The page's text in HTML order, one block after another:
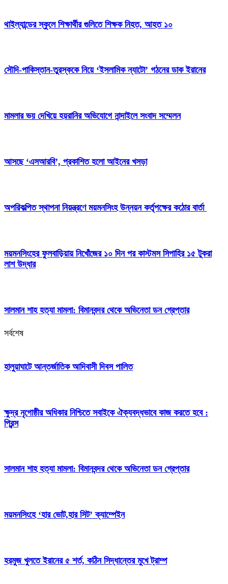
থাইল্যান্ডের স্কুলে শিক্ষার্থীর গুলিতে শিক্ষক নিহত, আহত ১০
সৌদি-পাকিস্তান-তুরস্ককে নিয়ে ‘ইসলামিক ন্যাটো’ গঠনের ডাক ইরানের
মামলার ভয় দেখিয়ে হয়রানির অভিযোগে নান্দাইলে সংবাদ সম্মেলন
আসছে ‘এসআরবি’, প্রকাশিত হলো আইনের খসড়া
অপরিকল্পিত স্থাপনা নিয়ন্ত্রণে ময়মনসিংহ উন্নয়ন কর্তৃপক্ষের কঠোর বার্তা
ময়মনসিংহের ফুলবাড়িয়ায় নিখোঁজের ১০ দিন পর কাস্টমস সিপাহির ১৫ টুকরা
লাশ উদ্ধার
সালমান শাহ হত্যা মামলা: বিমানবন্দর থেকে অভিনেতা ডন গ্রেপ্তার
সর্বশেষ
হালুয়াঘাটে আন্তর্জাতিক আদিবাসী দিবস পালিত
ক্ষুদ্র নৃগোষ্ঠীর অধিকার নিশ্চিতে সবাইকে ঐক্যবদ্ধভাবে কাজ করতে হবে :
প্রিন্স
সালমান শাহ হত্যা মামলা: বিমানবন্দর থেকে অভিনেতা ডন গ্রেপ্তার
ময়মনসিংহে ‘হার ভোট,হার সিট’ ক্যাম্পেইন
হরমুজ খুলতে ইরানের ৫ শর্ত, কঠিন সিদ্ধান্তের মুখে ট্রাম্প